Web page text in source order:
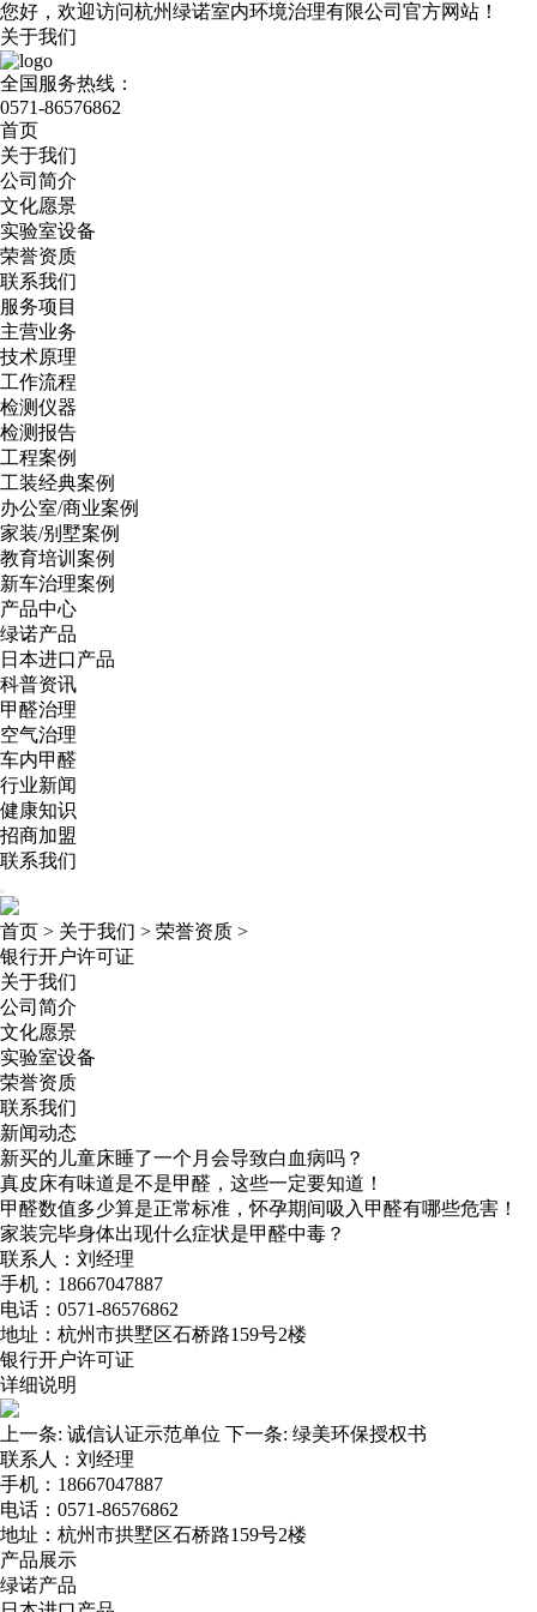
您好，欢迎访问杭州绿诺室内环境治理有限公司官方网站！
关于我们
全国服务热线：
0571-86576862
首页
关于我们
公司简介
文化愿景
实验室设备
荣誉资质
联系我们
服务项目
主营业务
技术原理
工作流程
检测仪器
检测报告
工程案例
工装经典案例
办公室/商业案例
家装/别墅案例
教育培训案例
新车治理案例
产品中心
绿诺产品
日本进口产品
科普资讯
甲醛治理
空气治理
车内甲醛
行业新闻
健康知识
招商加盟
联系我们
首页 > 关于我们 > 荣誉资质 >
银行开户许可证
关于我们
公司简介
文化愿景
实验室设备
荣誉资质
联系我们
新闻动态
新买的儿童床睡了一个月会导致白血病吗？
真皮床有味道是不是甲醛，这些一定要知道！
甲醛数值多少算是正常标准，怀孕期间吸入甲醛有哪些危害！
家装完毕身体出现什么症状是甲醛中毒？
联系人：刘经理
手机：18667047887
电话：0571-86576862
地址：杭州市拱墅区石桥路159号2楼
银行开户许可证
详细说明
上一条: 诚信认证示范单位 下一条: 绿美环保授权书
联系人：刘经理
手机：18667047887
电话：0571-86576862
地址：杭州市拱墅区石桥路159号2楼
产品展示
绿诺产品